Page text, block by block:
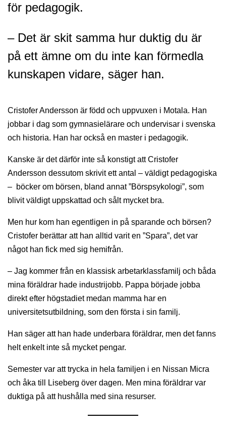
för pedagogik.
– Det är skit samma hur duktig du är
på ett ämne om du inte kan förmedla
kunskapen vidare, säger han.
Cristofer Andersson är född och uppvuxen i Motala. Han
jobbar i dag som gymnasielärare och undervisar i svenska
och historia. Han har också en master i pedagogik.
Kanske är det därför inte så konstigt att Cristofer
Andersson dessutom skrivit ett antal – väldigt pedagogiska
– böcker om börsen, bland annat ”Börspsykologi”, som
blivit väldigt uppskattad och sålt mycket bra.
Men hur kom han egentligen in på sparande och börsen?
Cristofer berättar att han alltid varit en ”Spara”, det var
något han fick med sig hemifrån.
– Jag kommer från en klassisk arbetarklassfamilj och båda
mina föräldrar hade industrijobb. Pappa började jobba
direkt efter högstadiet medan mamma har en
universitetsutbildning, som den första i sin familj.
Han säger att han hade underbara föräldrar, men det fanns
helt enkelt inte så mycket pengar.
Semester var att trycka in hela familjen i en Nissan Micra
och åka till Liseberg över dagen. Men mina föräldrar var
duktiga på att hushålla med sina resurser.